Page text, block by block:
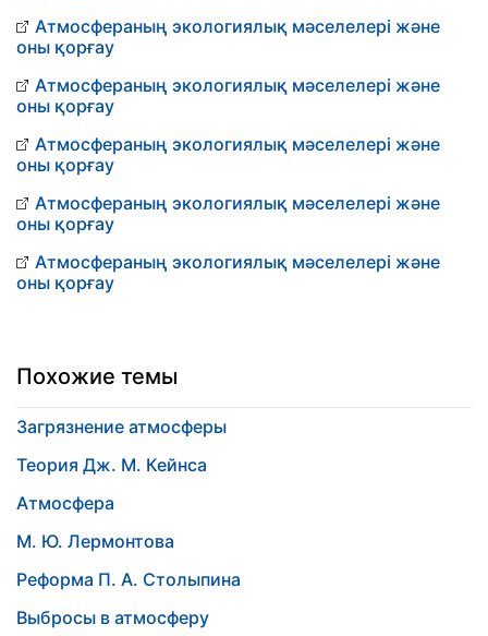
Атмосфераның экологиялық мәселелері және
оны қорғау
Атмосфераның экологиялық мәселелері және
оны қорғау
Атмосфераның экологиялық мәселелері және
оны қорғау
Атмосфераның экологиялық мәселелері және
оны қорғау
Атмосфераның экологиялық мәселелері және
оны қорғау
Похожие темы
Загрязнение атмосферы
Теория Дж. М. Кейнса
Атмосфера
М. Ю. Лермонтова
Реформа П. А. Столыпина
Выбросы в атмосферу